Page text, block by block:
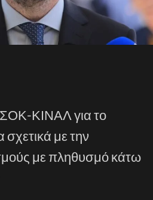
ΚΙΝΑΛ για το
με την
με πληθυσμό κάτω